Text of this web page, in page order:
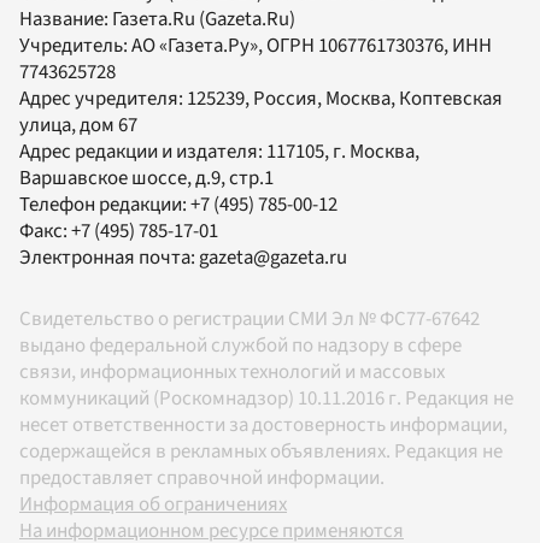
Название: Газета.Ru (Gazeta.Ru)
Учредитель:АО «Газета.Ру», ОГРН 1067761730376, ИНН
7743625728
Адрес учредителя: 125239, Россия, Москва, Коптевская
улица, дом 67
Адрес редакции и издателя: 117105, г. Москва,
Варшавское шоссе, д.9, стр.1
Телефон редакции:+7 (495) 785-00-12
Факс:+7 (495) 785-17-01
Электронная почта:gazeta@gazeta.ru
Свидетельство о регистрации СМИ Эл № ФС77-67642
выдано федеральной службой по надзору в сфере
связи, информационных технологий и массовых
коммуникаций (Роскомнадзор) 10.11.2016 г. Редакция не
несет ответственности за достоверность информации,
содержащейся в рекламных объявлениях. Редакция не
предоставляет справочной информации.
Информация об ограничениях
На информационном ресурсе применяются